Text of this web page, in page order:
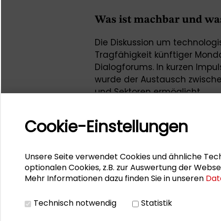
Was ist machbar und
Die Diskussion um
Tragfähigkeit künftiger
Dialogforums. In kurzen
wurde der Austausch
und Sektoren ermöglicht.
Kooperation
und dem Technologieland
Auftrag des Hessischen
Wohnen und ländlichen
Ansprechpartner seitens der
Cookie-Einstellungen
Unsere Seite verwendet Cookies und ähnliche
optionalen Cookies, z.B. zur Auswertung der
Mehr Informationen dazu finden Sie in unseren
Technisch notwendig Statistik